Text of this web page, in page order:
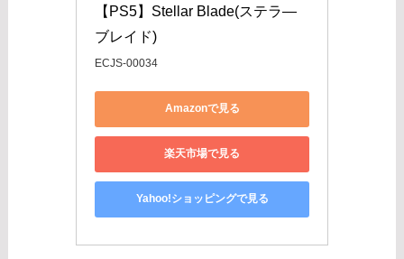
【PS5】Stellar Blade(ステラ―
ブレイド)
ECJS-00034
Amazonで見る
楽天市場で見る
Yahoo!ショッピングで見る